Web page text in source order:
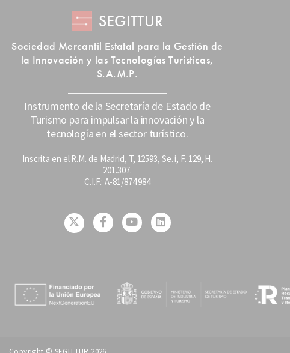
SEGITTUR
Sociedad Mercantil Estatal para la Gestión de
la Innovación y las Tecnologías Turísticas,
S.A.M.P.
Instrumento de la Secretaría de Estado de
Turismo para impulsar la innovación y la
tecnología en el sector turístico.
Inscrita en el R.M. de Madrid, T, 12593, Se. i, F. 129, H.
201.307.
C.I.F.: A-81/874.984